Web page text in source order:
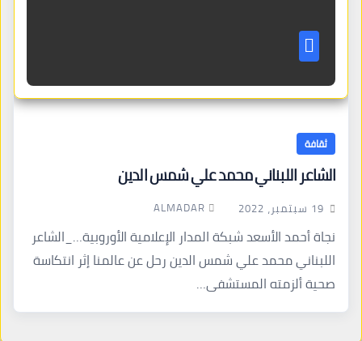
ثقافة
الشاعر اللبناني محمد علي شمس الدين
19 سبتمبر، 2022 ALMADAR
نجاة أحمد الأسعد شبكة المدار الإعلامية الأوروبية…_الشاعر
اللبناني محمد علي شمس الدين رحل عن عالمنا إثر انتكاسة
صحية ألزمته المستشفى…